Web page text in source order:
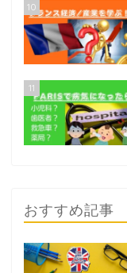
10
11
おすすめ記事